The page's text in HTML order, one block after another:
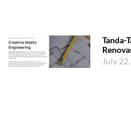
Tanda-
July